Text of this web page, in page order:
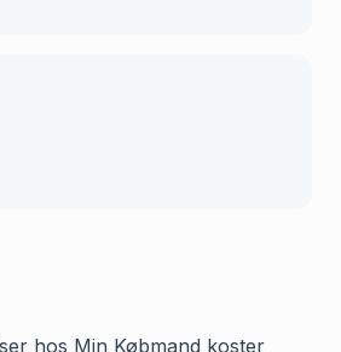
hos Min Købmand koster